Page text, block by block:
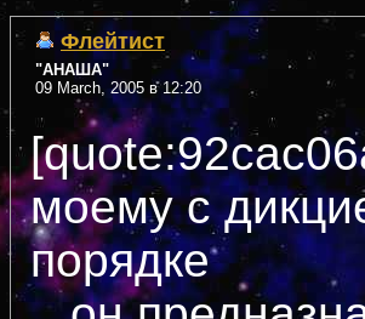
Флейтист
"АНАША"
09 March, 2005 в 12:20
моему с
порядке